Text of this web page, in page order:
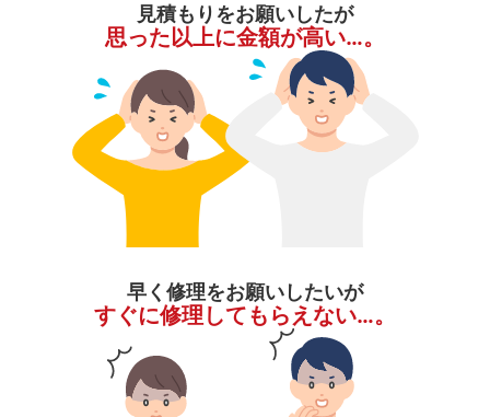
見積もりをお願いしたが
思った以上に金額が高い…。
早く修理をお願いしたいが
すぐに修理してもらえない…。